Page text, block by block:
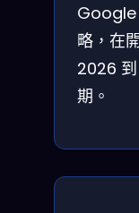
略，在
2026
期。